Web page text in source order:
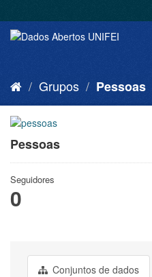
Grupos Pessoas
Pessoas
Seguidores
0
Conjuntos de dados